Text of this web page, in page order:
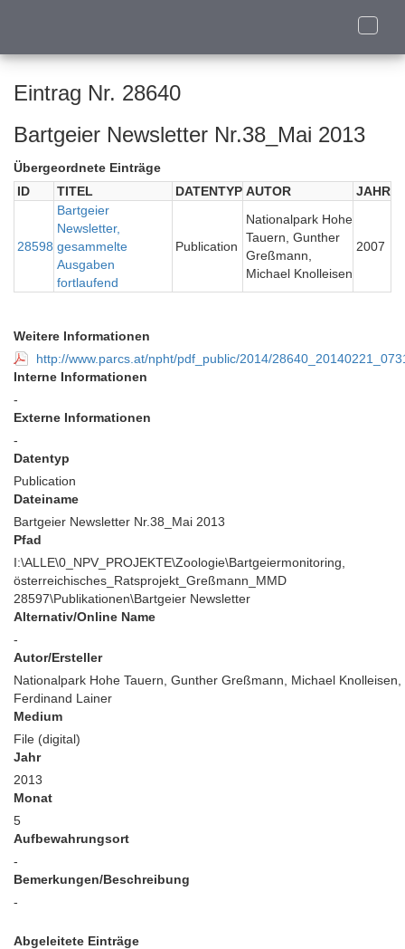
Toggle
Eintrag Nr. 28640
Bartgeier Newsletter Nr.38_Mai 2013
Übergeordnete Einträge
ID
TITEL DATENTYP AUTOR JAHR
28598
Bartgeier
Newsletter,
gesammelte
Ausgaben
fortlaufend
Publication
Nationalpark Hohe
Tauern, Gunther
Greßmann,
Michael Knolleisen
2007
Weitere Informationen
http://www.parcs.at/npht/pdf_public/2014/
Interne Informationen
-
Externe Informationen
-
Datentyp
Publication
Dateiname
Bartgeier Newsletter Nr.38_Mai 2013
Pfad
I:\ALLE\0_NPV_PROJEKTE\Zoologie\Bartgeiermonitoring,
österreichisches_Ratsprojekt_Greßmann_MMD
28597\Publikationen\Bartgeier Newsletter
Alternativ/Online Name
-
Autor/Ersteller
Nationalpark Hohe Tauern, Gunther Greßmann, Michael Knolleisen,
Ferdinand Lainer
Medium
File (digital)
Jahr
2013
Monat
5
Aufbewahrungsort
-
Bemerkungen/Beschreibung
-
Abgeleitete Einträge